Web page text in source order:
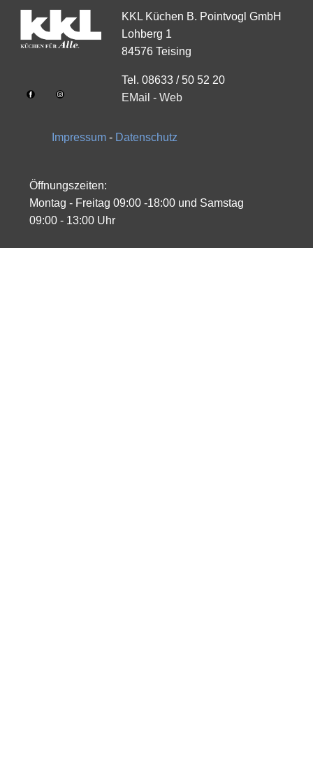
KKL Küchen B. Pointvogl GmbH
Lohberg 1
84576 Teising
Tel. 08633 / 50 52 20
EMail - Web
Impressum - Datenschutz
Öffnungszeiten:
Montag - Freitag 09:00 -18:00 und Samstag
09:00 - 13:00 Uhr